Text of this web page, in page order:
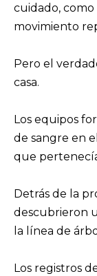
cuidado,
movimiento
Pero el
casa.
Los equipos
de sangre en
que
Detrás de la
descubrieron
la línea de
Los registros